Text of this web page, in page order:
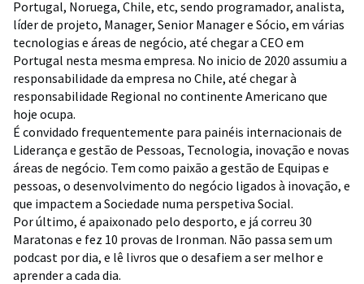
Portugal, Noruega, Chile, etc, sendo programador, analista,
líder de projeto, Manager, Senior Manager e Sócio, em várias
tecnologias e áreas de negócio, até chegar a CEO em
Portugal nesta mesma empresa. No inicio de 2020 assumiu a
responsabilidade da empresa no Chile, até chegar à
responsabilidade Regional no continente Americano que
hoje ocupa.
É convidado frequentemente para painéis internacionais de
Liderança e gestão de Pessoas, Tecnologia, inovação e novas
áreas de negócio. Tem como paixão a gestão de Equipas e
pessoas, o desenvolvimento do negócio ligados à inovação, e
que impactem a Sociedade numa perspetiva Social.
Por último, é apaixonado pelo desporto, e já correu 30
Maratonas e fez 10 provas de Ironman. Não passa sem um
podcast por dia, e lê livros que o desafiem a ser melhor e
aprender a cada dia.